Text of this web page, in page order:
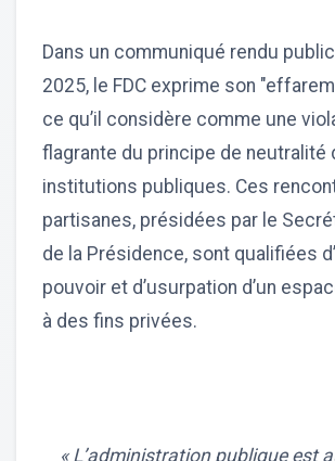
Dans un communiqué rendu
2025, le FDC exprime son
ce qu’il considère comme une
flagrante du principe de neutralité
institutions publiques. Ces
partisanes, présidées par le
de la Présidence, sont qualifiées
pouvoir et d’usurpation d’un
à des fins privées.
« L’administration publique est